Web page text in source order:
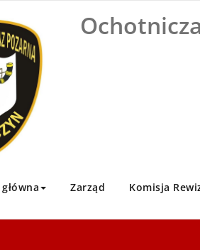
Zarząd Komisja